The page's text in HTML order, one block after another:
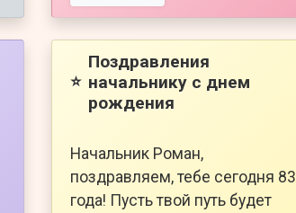
⭐
Поздравления
начальнику с днем
рождения
Начальник Роман,
поздравляем, тебе сегодня 83
года! Пусть твой путь будет